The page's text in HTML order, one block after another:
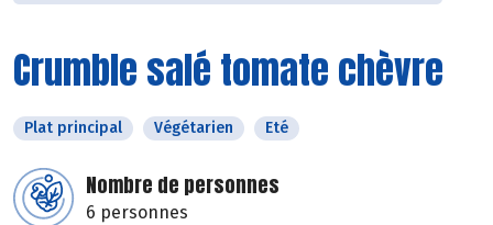
Crumble salé tomate chèvre
Plat principal Végétarien Eté
Nombre de personnes
6 personnes